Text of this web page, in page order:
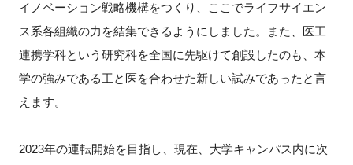
イノベーション戦略機構をつくり、ここでライフサイエン
ス系各組織の力を結集できるようにしました。また、医工
連携学科という研究科を全国に先駆けて創設したのも、本
学の強みである工と医を合わせた新しい試みであったと言
えます。
2023年の運転開始を目指し、現在、大学キャンパス内に次